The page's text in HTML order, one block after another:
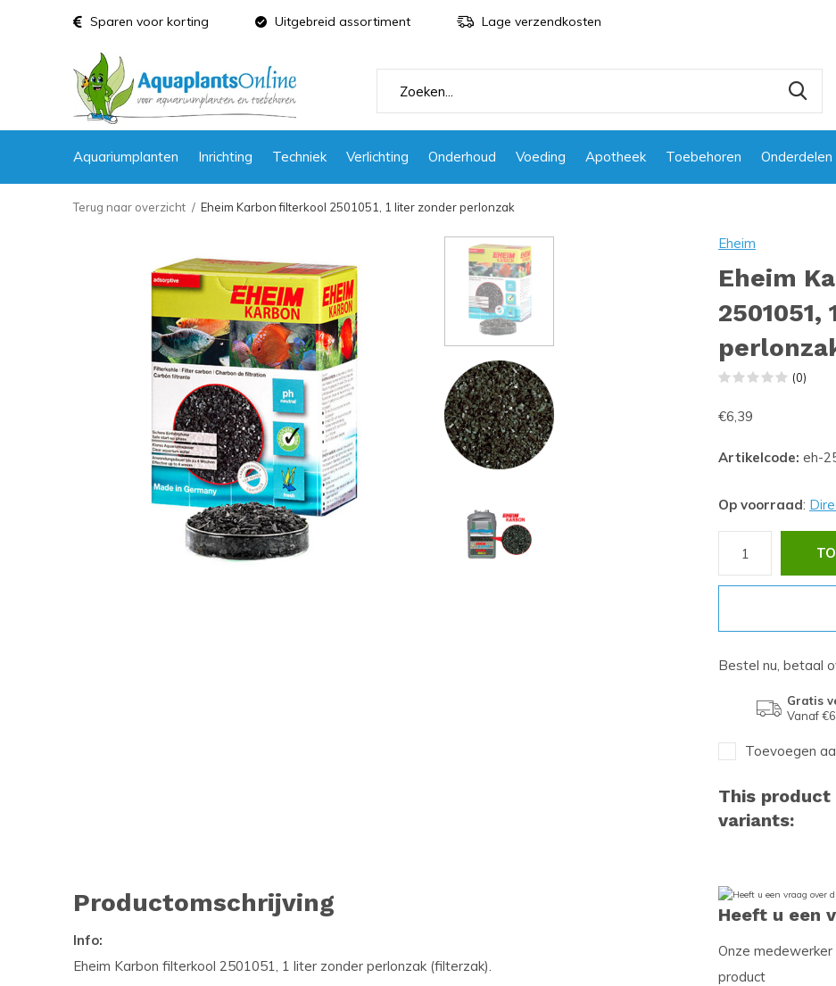
Aquariumplanten Inrichting Techniek Verlichting Onderhoud Voeding Apotheek Toebehoren Onderdelen
Sparen voor korting Uitgebreid assortiment Lage verzendkosten
Terug naar overzicht Eheim Karbon filterkool 2501051, 1 liter zonder perlonzak
Eheim
Eheim
(0)
€6,39
Artikelcode: eh-
Op voorraad:
Bestel nu, betaal
Gratis
Vanaf
Toevoegen
This
variants:
Productomschrijving
Info:
Eheim Karbon filterkool 2501051, 1 liter zonder perlonzak (filterzak).
Heeft u een
Onze
product